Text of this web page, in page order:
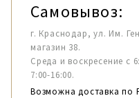
Самовывоз:
г. Краснодар, ул. Им.
магазин 38.
Среда и воскресение с
7:00-16:00.
Возможна доставка по